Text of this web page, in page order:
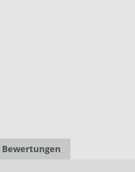
Bewertungen